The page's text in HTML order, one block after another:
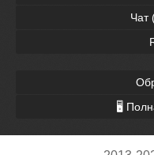
Чат
🖥